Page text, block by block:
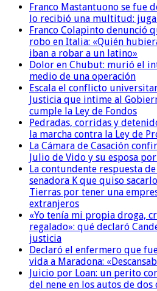
Franco Mastantuono se fue
lo recibió una multitud:
Franco Colapinto denunció
robo en Italia: «Quién
iban a robar a un latino»
Dolor en Chubut: murió el
medio de una operación
Escala el conflicto
Justicia que intime al
cumple la Ley de Fondos
Pedradas, corridas y
la marcha contra la Ley de
La Cámara de Casación
Julio de Vido y su esposa
La contundente respuesta
senadora K que quiso
Tierras por tener una
extranjeros
«Yo tenía mi propia droga,
regalado»: qué declaró
justicia
Declaró el enfermero que
vida a Maradona:
Juicio por Loan: un perito
del nene en los autos de dos